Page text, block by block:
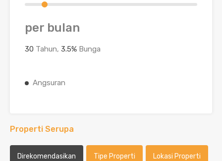
per bulan
30 Tahun, 3.5% Bunga
Angsuran
Properti Serupa
Direkomendasikan Tipe Properti Lokasi Properti